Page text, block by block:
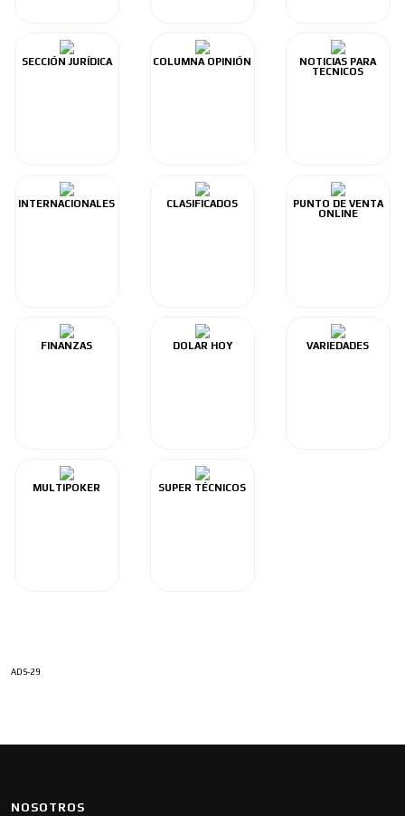
SECCIÓN JURÍDICA COLUMNA OPINIÓN
NOTICIAS PARA
TECNICOS
INTERNACIONALES CLASIFICADOS
PUNTO DE VENTA
ONLINE
FINANZAS DOLAR HOY VARIEDADES
MULTIPOKER SUPER TÉCNICOS
ADS-29
NOSOTROS